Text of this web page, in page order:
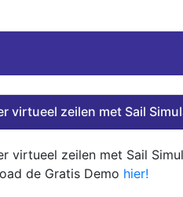
virtueel zeilen met Sail
virtueel zeilen met Sail
de Gratis Demo hier!